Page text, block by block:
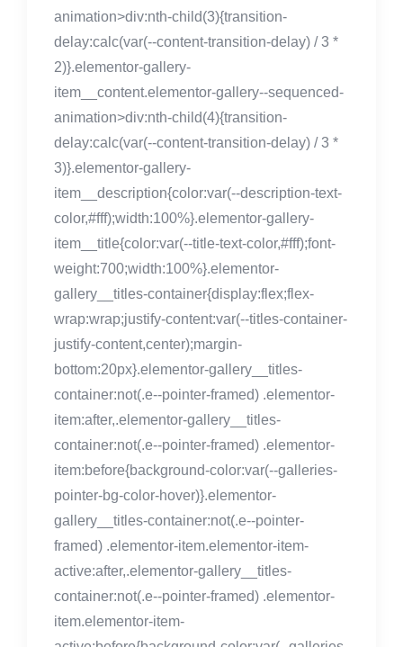
animation>div:nth-child(3){transition-
delay:calc(var(--content-transition-delay) / 3 *
2)}.elementor-gallery-
item__content.elementor-gallery--sequenced-
animation>div:nth-child(4){transition-
delay:calc(var(--content-transition-delay) / 3 *
3)}.elementor-gallery-
item__description{color:var(--description-text-
color,#fff);width:100%}.elementor-gallery-
item__title{color:var(--title-text-color,#fff);font-
weight:700;width:100%}.elementor-
gallery__titles-container{display:flex;flex-
wrap:wrap;justify-content:var(--titles-container-
justify-content,center);margin-
bottom:20px}.elementor-gallery__titles-
container:not(.e--pointer-framed) .elementor-
item:after,.elementor-gallery__titles-
container:not(.e--pointer-framed) .elementor-
item:before{background-color:var(--galleries-
pointer-bg-color-hover)}.elementor-
gallery__titles-container:not(.e--pointer-
framed) .elementor-item.elementor-item-
active:after,.elementor-gallery__titles-
container:not(.e--pointer-framed) .elementor-
item.elementor-item-